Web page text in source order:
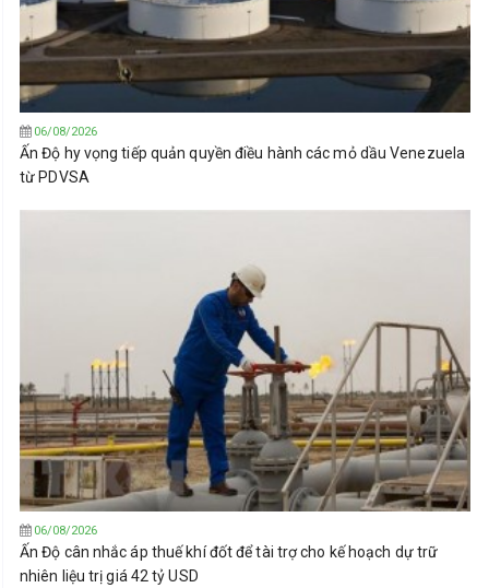
06/08/2026
Ấn Độ hy vọng tiếp quản quyền điều hành các mỏ dầu Venezuela
từ PDVSA
06/08/2026
Ấn Độ cân nhắc áp thuế khí đốt để tài trợ cho kế hoạch dự trữ
nhiên liệu trị giá 42 tỷ USD